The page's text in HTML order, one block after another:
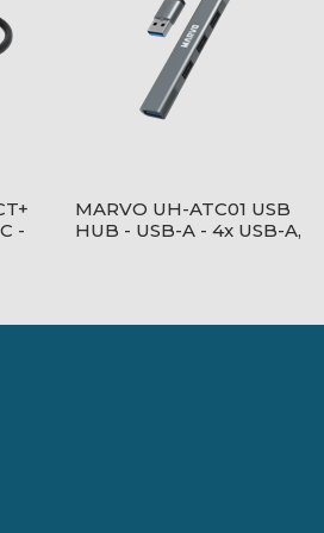
-
MARVO UH-ATC01 USB
HUB - USB-A - 4x USB-A,